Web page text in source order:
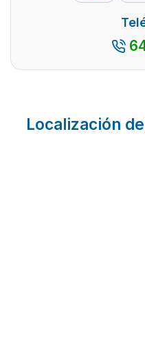
Localización